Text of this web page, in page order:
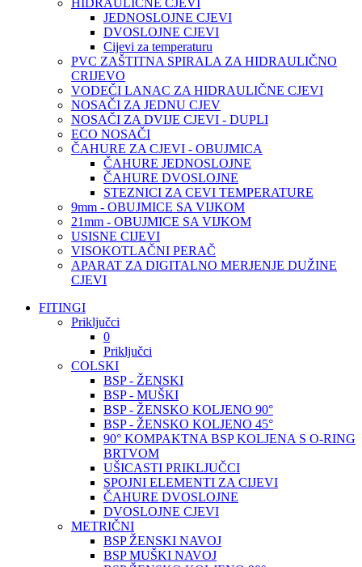
HIDRAULIČNE CJEVI
JEDNOSLOJNE CJEVI
DVOSLOJNE CJEVI
Cijevi za temperaturu
PVC ZAŠTITNA SPIRALA ZA HIDRAULIČNO
CRIJEVO
VODEČI LANAC ZA HIDRAULIČNE CJEVI
NOSAČI ZA JEDNU CJEV
NOSAČI ZA DVIJE CJEVI - DUPLI
ECO NOSAČI
ČAHURE ZA CJEVI - OBUJMICA
ČAHURE JEDNOSLOJNE
ČAHURE DVOSLOJNE
STEZNICI ZA CEVI TEMPERATURE
9mm - OBUJMICE SA VIJKOM
21mm - OBUJMICE SA VIJKOM
USISNE CIJEVI
VISOKOTLAČNI PERAČ
APARAT ZA DIGITALNO MERJENJE DUŽINE
CJEVI
FITINGI
Priključci
0
Priključci
COLSKI
BSP - ŽENSKI
BSP - MUŠKI
BSP - ŽENSKO KOLJENO 90°
BSP - ŽENSKO KOLJENO 45°
90° KOMPAKTNA BSP KOLJENA S O-RING
BRTVOM
UŠICASTI PRIKLJUČCI
SPOJNI ELEMENTI ZA CIJEVI
ČAHURE DVOSLOJNE
DVOSLOJNE CJEVI
METRIČNI
BSP ŽENSKI NAVOJ
BSP MUŠKI NAVOJ